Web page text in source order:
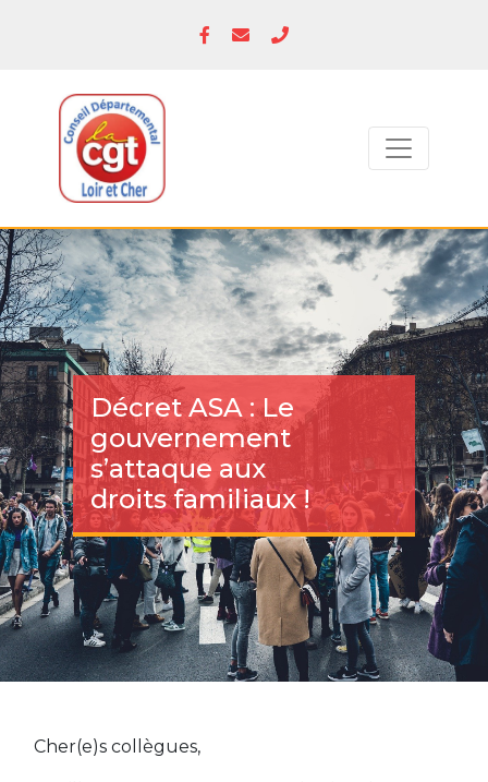
Décret ASA : Le
gouvernement
s’attaque aux
droits familiaux !
Cher(e)s collègues,